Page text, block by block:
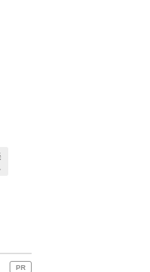
PR